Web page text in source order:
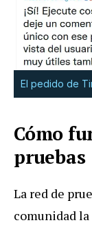
El pedido de
Cómo
pruebas
La red de
comunidad